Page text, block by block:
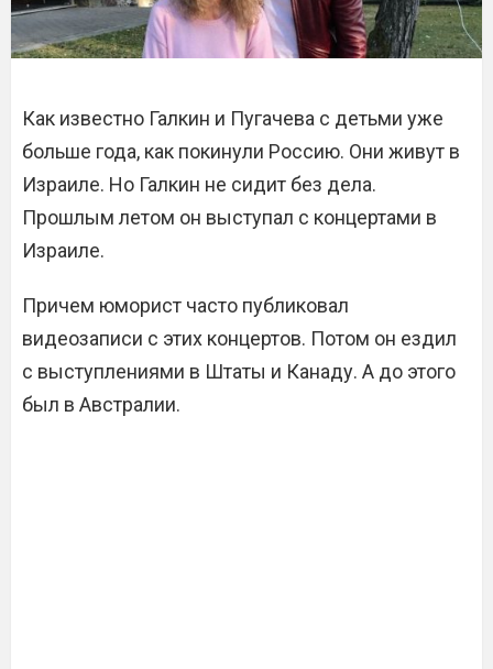
Как известно Галкин и Пугачева с детьми уже
больше года, как покинули Россию. Они живут в
Израиле. Но Галкин не сидит без дела.
Прошлым летом он выступал с концертами в
Израиле.
Причем юморист часто публиковал
видеозаписи с этих концертов. Потом он ездил
с выступлениями в Штаты и Канаду. А до этого
был в Австралии.